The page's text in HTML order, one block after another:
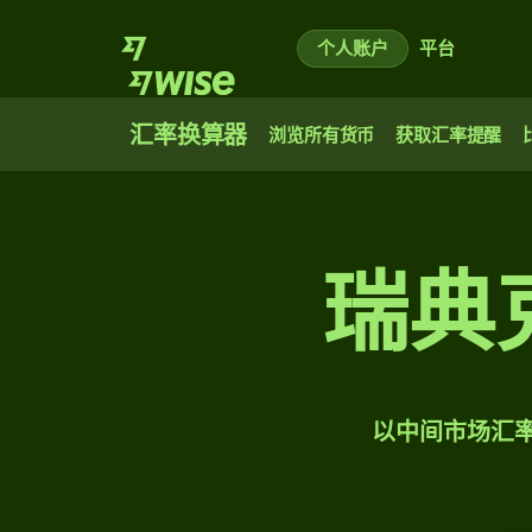
个人账户 平台
汇率换算器 浏览所有货币 获取汇率提醒
瑞典
以中间市场汇